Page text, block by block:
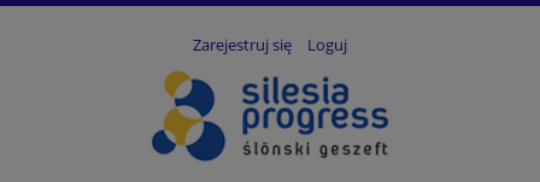
Zarejestruj się Loguj